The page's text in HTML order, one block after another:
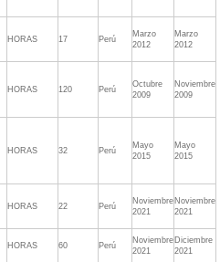
HORAS 17 Perú
Marzo
2012
Marzo
2012
HORAS 120 Perú
Octubre
2009
Noviembre
2009
HORAS 32 Perú
Mayo
2015
Mayo
2015
HORAS 22 Perú
Noviembre
2021
Noviembre
2021
HORAS 60 Perú
Noviembre
2021
Diciembre
2021